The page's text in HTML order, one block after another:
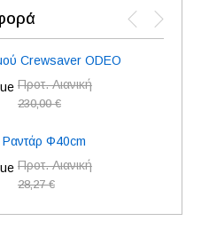
Crewsaver ODEO
Προτ. Λιανική
230,00 €
Ραντάρ Φ40cm
Προτ. Λιανική
28,27 €